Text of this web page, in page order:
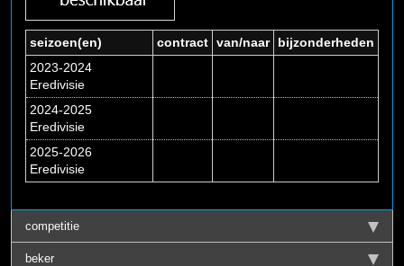
seizoen(en) contract van/naar
bijzonderheden
2023-2024
Eredivisie
2024-2025
Eredivisie
2025-2026
Eredivisie
competitie
beker